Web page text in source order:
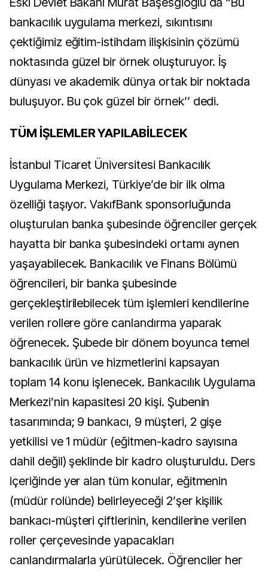
bankacılık uygulama merkezi, sıkıntısını
çektiğimiz eğitim-istihdam ilişkisinin çözümü
noktasında güzel bir örnek oluşturuyor. İş
dünyası ve akademik dünya ortak bir noktada
buluşuyor. Bu çok güzel bir örnek’’ dedi.
TÜM İŞLEMLER YAPILABİLECEK
İstanbul Ticaret Üniversitesi Bankacılık
Uygulama Merkezi, Türkiye’de bir ilk olma
özelliği taşıyor. VakıfBank sponsorluğunda
oluşturulan banka şubesinde öğrenciler gerçek
hayatta bir banka şubesindeki ortamı aynen
yaşayabilecek. Bankacılık ve Finans Bölümü
öğrencileri, bir banka şubesinde
gerçekleştirilebilecek tüm işlemleri kendilerine
verilen rollere göre canlandırma yaparak
öğrenecek. Şubede bir dönem boyunca temel
bankacılık ürün ve hizmetlerini kapsayan
toplam 14 konu işlenecek. Bankacılık Uygulama
Merkezi’nin kapasitesi 20 kişi. Şubenin
tasarımında; 9 bankacı, 9 müşteri, 2 gişe
yetkilisi ve 1 müdür (eğitmen-kadro sayısına
dahil değil) şeklinde bir kadro oluşturuldu. Ders
içeriğinde yer alan tüm konular, eğitmenin
(müdür rolünde) belirleyeceği 2’şer kişilik
bankacı-müşteri çiftlerinin, kendilerine verilen
roller çerçevesinde yapacakları
canlandırmalarla yürütülecek. Öğrenciler her